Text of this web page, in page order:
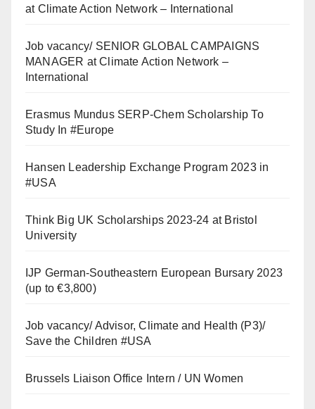
at Climate Action Network – International
Job vacancy/ SENIOR GLOBAL CAMPAIGNS
MANAGER at Climate Action Network –
International
Erasmus Mundus SERP-Chem Scholarship To
Study In #Europe
Hansen Leadership Exchange Program 2023 in
#USA
Think Big UK Scholarships 2023-24 at Bristol
University
IJP German-Southeastern European Bursary 2023
(up to €3,800)
Job vacancy/ Advisor, Climate and Health (P3)/
Save the Children #USA
Brussels Liaison Office Intern / UN Women